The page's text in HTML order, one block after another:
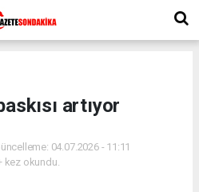
artıyor
04.07.2026 - 11:11
kez okundu.